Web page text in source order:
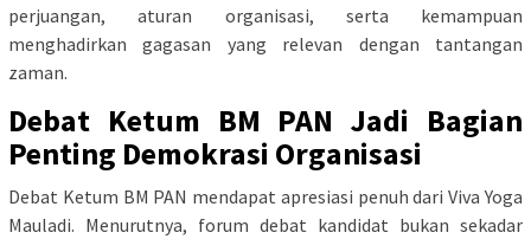
perjuangan, aturan organisasi, serta kemampuan
menghadirkan gagasan yang relevan dengan tantangan
zaman.
Debat Ketum BM PAN Jadi Bagian
Penting Demokrasi Organisasi
Debat Ketum BM PAN mendapat apresiasi penuh dari Viva Yoga
Mauladi. Menurutnya, forum debat kandidat bukan sekadar